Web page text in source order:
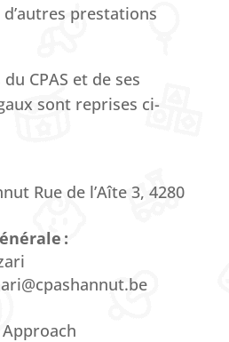
prestations
CPAS et de ses
sont reprises ci-
Rue de l’Aîte 3, 4280
: